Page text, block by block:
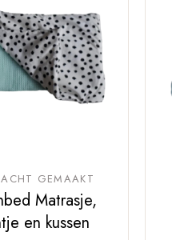
GEMAAKT
Matrasje,
en kussen